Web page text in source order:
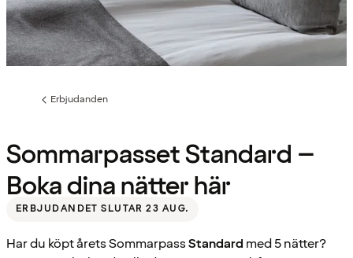
Föregående
Erbjudanden
Sommarpasset Standard –
Boka dina nätter här
ERBJUDANDET SLUTAR 23 AUG.
Har du köpt årets SommarpassStandard med 5 nätter?